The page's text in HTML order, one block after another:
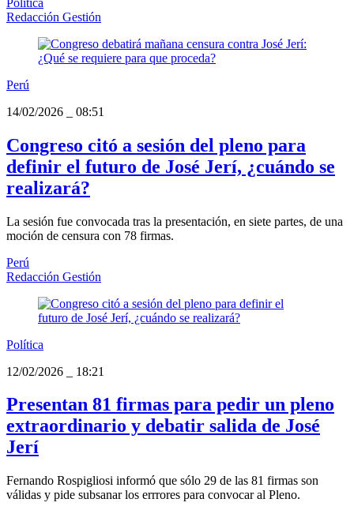
Redacción Gestión
Perú
14/02/2026
08:51
Congreso citó a sesión del pleno para
definir el futuro de José Jerí, ¿cuándo se
realizará?
La sesión fue convocada tras la presentación, en siete partes, de una
moción de censura con 78 firmas.
Perú
Redacción Gestión
Política
12/02/2026
18:21
Presentan 81 firmas para pedir un pleno
extraordinario y debatir salida de José
Jerí
Fernando Rospigliosi informó que sólo 29 de las 81 firmas son
válidas y pide subsanar los errrores para convocar al Pleno.